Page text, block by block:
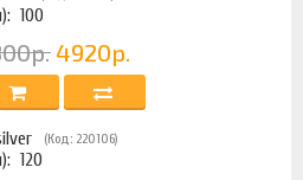
100
4920р.
(Код: 220106)
120